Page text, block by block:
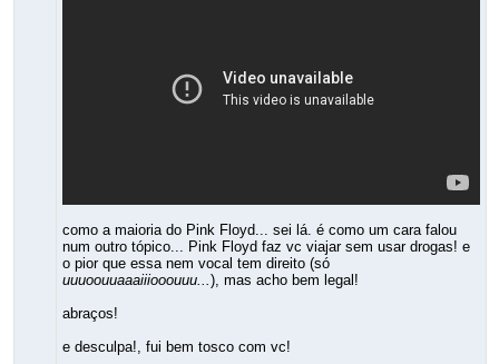
como a maioria do Pink Floyd... sei lá. é como um cara falou
num outro tópico... Pink Floyd faz vc viajar sem usar drogas! e
o pior que essa nem vocal tem direito (só
uuuoouuaaaiiiooouuu...), mas acho bem legal!
abraços!
e desculpa!, fui bem tosco com vc!